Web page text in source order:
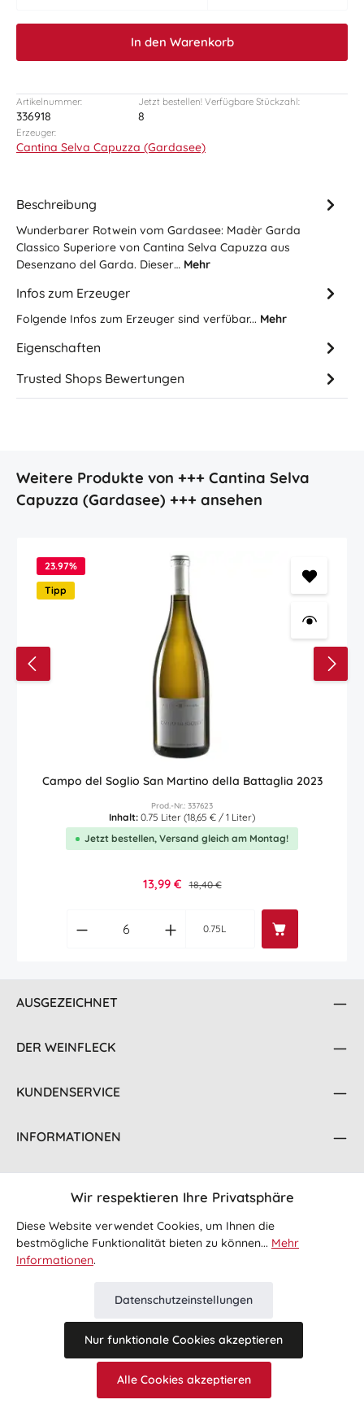
In den Warenkorb
Artikelnummer:
336918
Jetzt bestellen! Verfügbare Stückzahl:
8
Erzeuger:
Cantina Selva Capuzza (Gardasee)
Beschreibung
Wunderbarer Rotwein vom Gardasee: Madèr Garda
Classico Superiore von Cantina Selva Capuzza aus
Desenzano del Garda. Dieser… Mehr
Infos zum Erzeuger
Folgende Infos zum Erzeuger sind verfübar... Mehr
Eigenschaften
Trusted Shops Bewertungen
Produktgalerie überspringen
Weitere Produkte von +++ Cantina Selva
Capuzza (Gardasee) +++ ansehen
23.97%
Tipp
Campo del Soglio San Martino della Battaglia 2023
Prod.-Nr.: 337623
Inhalt: 0.75 Liter (18,65 € / 1 Liter)
Jetzt bestellen, Versand gleich am Montag!
Verkaufspreis:
13,99 € Regulärer Preis:
18,40 €
Produkt Anzahl: Gib den gewünschten
0.75L
AUSGEZEICHNET
DER WEINFLECK
KUNDENSERVICE
INFORMATIONEN
FOLGE UNS
Alle Preise inkl. gesetzl. Mehrwertsteuer zzgl.Versandkosten
und ggf. Nachnahmegebühren, wenn nicht anders angegeben.
Wir respektieren Ihre Privatsphäre
Diese Website verwendet Cookies, um Ihnen die
bestmögliche Funktionalität bieten zu können... Mehr
Informationen.
Datenschutzeinstellungen
Nur funktionale Cookies akzeptieren
Alle Cookies akzeptieren